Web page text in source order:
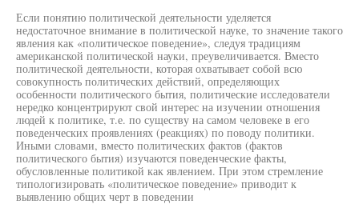
Если понятию политической деятельности уделяется
недостаточное внимание в политической науке, то значение такого
явления как «политическое поведение», следуя традициям
американской политической науки, преувеличивается. Вместо
политической деятельности, которая охватывает собой всю
совокупность политических действий, определяющих
особенности политического бытия, политические исследователи
нередко концентрируют свой интерес на изучении отношения
людей к политике, т.е. по существу на самом человеке в его
поведенческих проявлениях (реакциях) по поводу политики.
Иными словами, вместо политических фактов (фактов
политического бытия) изучаются поведенческие факты,
обусловленные политикой как явлением. При этом стремление
типологизировать «политическое поведение» приводит к
выявлению общих черт в поведении